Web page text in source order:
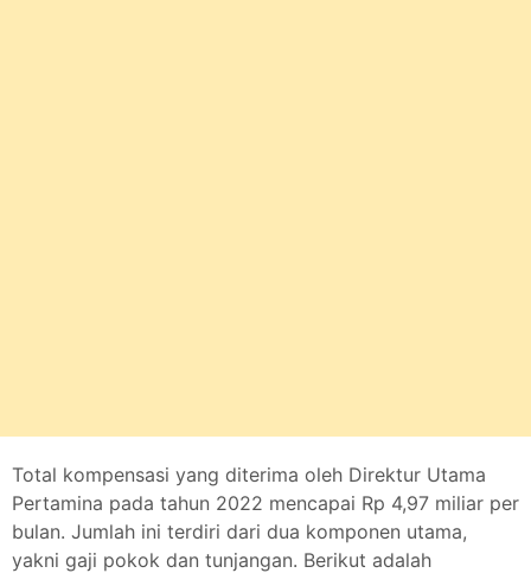
Total kompensasi yang diterima oleh Direktur Utama
Pertamina pada tahun 2022 mencapai Rp 4,97 miliar per
bulan. Jumlah ini terdiri dari dua komponen utama,
yakni gaji pokok dan tunjangan. Berikut adalah